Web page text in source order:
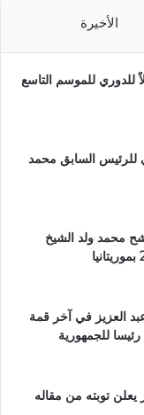
الأخيرة
للدوري للموسم التاسع
للرئيس السابق محمد
محمد ولد الشيخ
العزيز في آخر قمة
للجمهورية
توبته من مقاله